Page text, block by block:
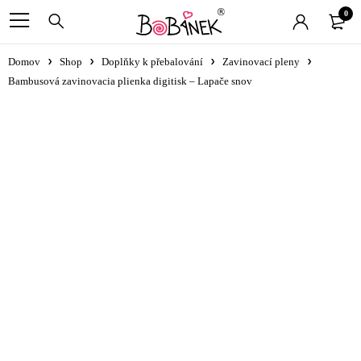
0
Domov Shop Doplňky k přebalování
Zavinovací pleny
Bambusová zavinovacia plienka digitisk – Lapače snov